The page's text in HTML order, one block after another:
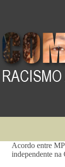
Acordo entre
independente na